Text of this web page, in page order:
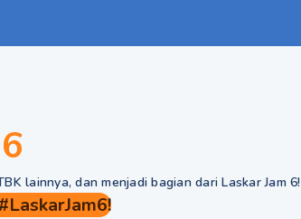
lainnya, dan menjadi bagian dari Laskar Jam 6!